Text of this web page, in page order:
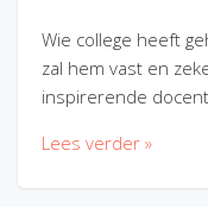
Wie college heeft
zal hem vast en
inspirerende
Lees verder »